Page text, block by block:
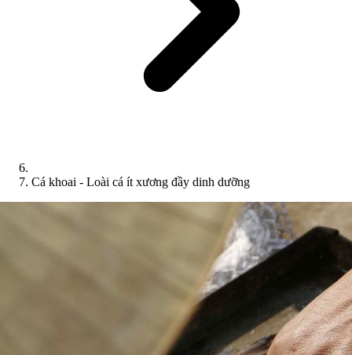
Cá khoai - Loài cá ít xương đầy dinh dưỡng